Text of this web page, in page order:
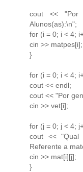
cout << "Por
Alunos(as):\n";
for (i = 0; i < 4;
cin >> matpes[i];
}
for (i = 0; i < 4;
cout << endl;
cout << "Por
cin >> vet[i];
for (j = 0; j < 4;
cout <<
Referente a
cin >> mat[i][j];
}